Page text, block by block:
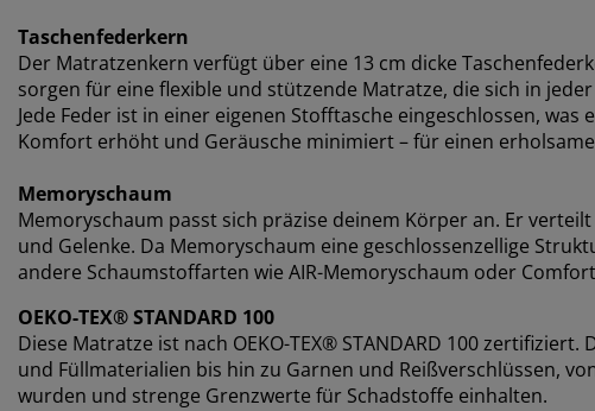
Taschenfederkern
Der Matratzenkern verfügt über eine 13 cm dicke
sorgen für eine flexible und stützende Matratze, die sich in
Jede Feder ist in einer eigenen Stofftasche eingeschlossen,
Komfort erhöht und Geräusche minimiert – für einen
Memoryschaum
Memoryschaum passt sich präzise deinem Körper an. Er
und Gelenke. Da Memoryschaum eine geschlossenzellige
andere Schaumstoffarten wie AIR-Memoryschaum oder
OEKO-TEX® STANDARD 100
Diese Matratze ist nach OEKO-TEX® STANDARD 100
und Füllmaterialien bis hin zu Garnen und Reißverschlüssen,
wurden und strenge Grenzwerte für Schadstoffe einhalten.